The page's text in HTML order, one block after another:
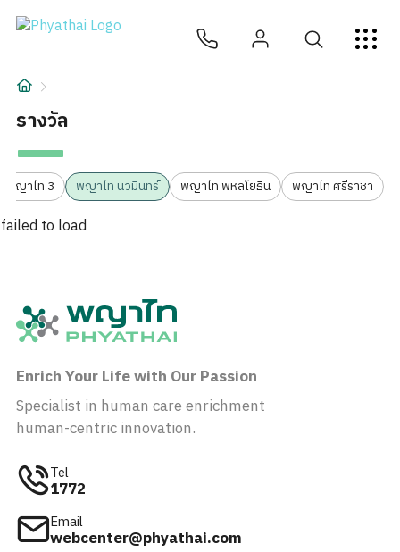
TH English
บทความ
เกี่ยวกับเรา
สาขาโรงพยาบาล
รางวัล
พญาไท 3 พญาไท นวมินทร์ พญาไท พหลโยธิน พญาไท ศรีราชา
failed to load
Enrich Your Life with Our Passion
Specialist in human care enrichment
human-centric innovation.
Tel
1772
Email
webcenter@phyathai.com